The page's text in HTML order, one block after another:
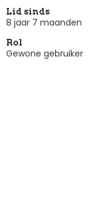
Lid sinds
8 jaar 7 maanden
Rol
Gewone gebruiker